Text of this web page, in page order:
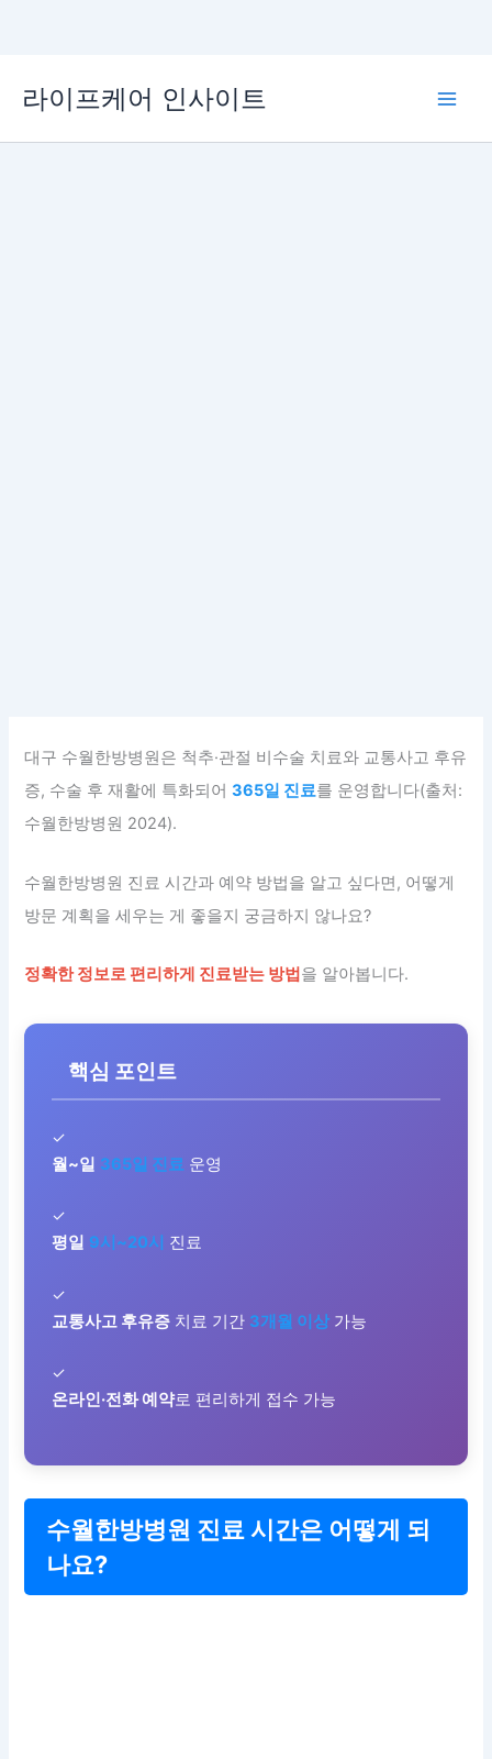
로
라이프케어 인사이트
대구 수월한방병원은 척추·관절 비수술 치료와 교통사고 후유
증, 수술 후 재활에 특화되어365일 진료를 운영합니다(출처:
수월한방병원 2024).
수월한방병원 진료 시간과 예약 방법을 알고 싶다면, 어떻게
방문 계획을 세우는 게 좋을지 궁금하지 않나요?
정확한 정보로 편리하게 진료받는 방법을 알아봅니다.
핵심 포인트
✓
월~일 365일 진료 운영
✓
평일 9시~20시 진료
✓
교통사고 후유증 치료 기간 3개월 이상 가능
✓
온라인·전화 예약로 편리하게 접수 가능
수월한방병원 진료 시간은 어떻게 되
나요?